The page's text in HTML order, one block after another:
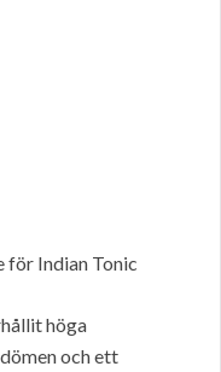
för Indian Tonic
höga
och ett